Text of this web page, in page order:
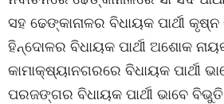
ସହ ଢେଙ୍କାନାଳର ବିଧାୟକ ପାର୍ଥୀ
ହିନ୍ଦୋଳର ବିଧାୟକ ପାର୍ଥୀ ଅଶୋକ
କାମାକ୍ଷ୍ୟାନଗରରେ ବିଧାୟକ ପାର୍ଥୀ
ପରଜଙ୍ଗର ବିଧାୟକ ପାର୍ଥୀ ଭାବେ